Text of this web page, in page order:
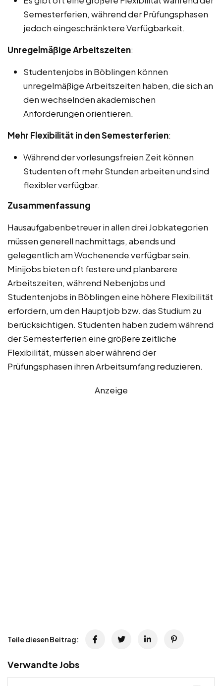
Semesterferien, während der Prüfungsphasen
jedoch eingeschränktere Verfügbarkeit.
Unregelmäßige Arbeitszeiten:
Studentenjobs in Böblingen können
unregelmäßige Arbeitszeiten haben, die sich an
den wechselnden akademischen
Anforderungen orientieren.
Mehr Flexibilität in den Semesterferien:
Während der vorlesungsfreien Zeit können
Studenten oft mehr Stunden arbeiten und sind
flexibler verfügbar.
Zusammenfassung
Hausaufgabenbetreuer in allen drei Jobkategorien
müssen generell nachmittags, abends und
gelegentlich am Wochenende verfügbar sein.
Minijobs bieten oft festere und planbarere
Arbeitszeiten, während Nebenjobs und
Studentenjobs in Böblingen eine höhere Flexibilität
erfordern, um den Hauptjob bzw. das Studium zu
berücksichtigen. Studenten haben zudem während
der Semesterferien eine größere zeitliche
Flexibilität, müssen aber während der
Prüfungsphasen ihren Arbeitsumfang reduzieren.
Anzeige
Teile diesen Beitrag:
Verwandte Jobs